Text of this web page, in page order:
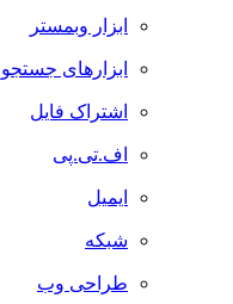
ابزار وبمستر
ابزارهای جستجو
اشتراک فایل
اف.تی.پی
ایمیل
شبکه
طراحی وب